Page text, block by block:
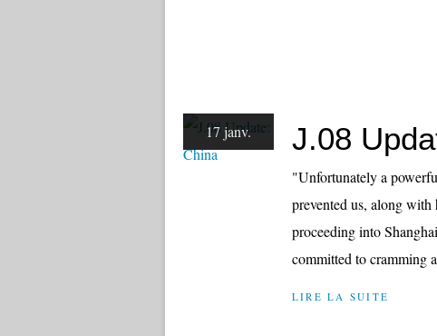
17 janv. J.08
"Unfortunately a
prevented us, along
proceeding into
committed to cramming
LIRE LA SUITE